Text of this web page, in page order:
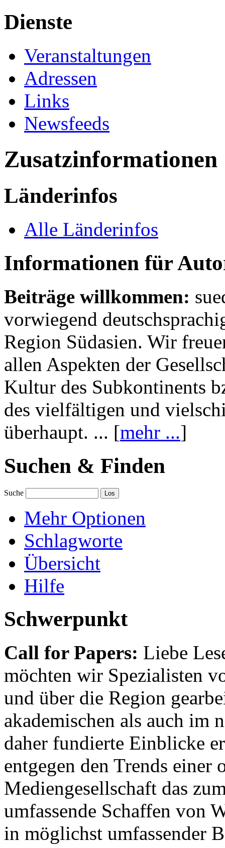
Dienste
Veranstaltungen
Adressen
Links
Newsfeeds
Zusatzinformationen
Länderinfos
Alle Länderinfos
Informationen für
Beiträge willkommen:
vorwiegend
Region Südasien. Wir
allen Aspekten der
Kultur des Subkontinents
des vielfältigen und
überhaupt. ... [mehr ...]
Suchen & Finden
Suche
Mehr Optionen
Schlagworte
Übersicht
Hilfe
Schwerpunkt
Call for Papers: Liebe
möchten wir Spezialisten
und über die Region
akademischen als auch im
daher fundierte Einblicke
entgegen den Trends einer
Mediengesellschaft das
umfassende Schaffen von
in möglichst umfassender